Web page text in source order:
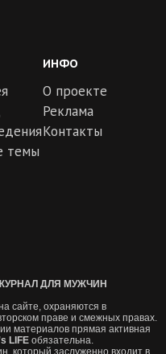
темы
ИНФО
О проекте
Реклама
Контакты
ЖУРНАЛ ДЛЯ МУЖЧИН
сайте, охраняются в
праве и смежных правах.
материалов прямая активная
LIFE обязательна.
который заслуженно входит в